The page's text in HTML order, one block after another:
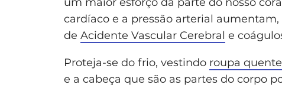
cardíaco e a pressão arterial
de Acidente Vascular Cerebral e
Proteja-se do frio, vestindo roupa quente
e a cabeça que são as partes do corpo